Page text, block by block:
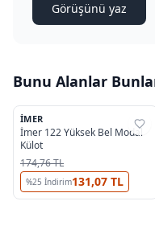
Görüşünü yaz
Bunu Alanlar
%39
İMER
İmer 122 Yüksek Bel Modal
Külot
174,76 TL
%25 İndirim131,07 TL